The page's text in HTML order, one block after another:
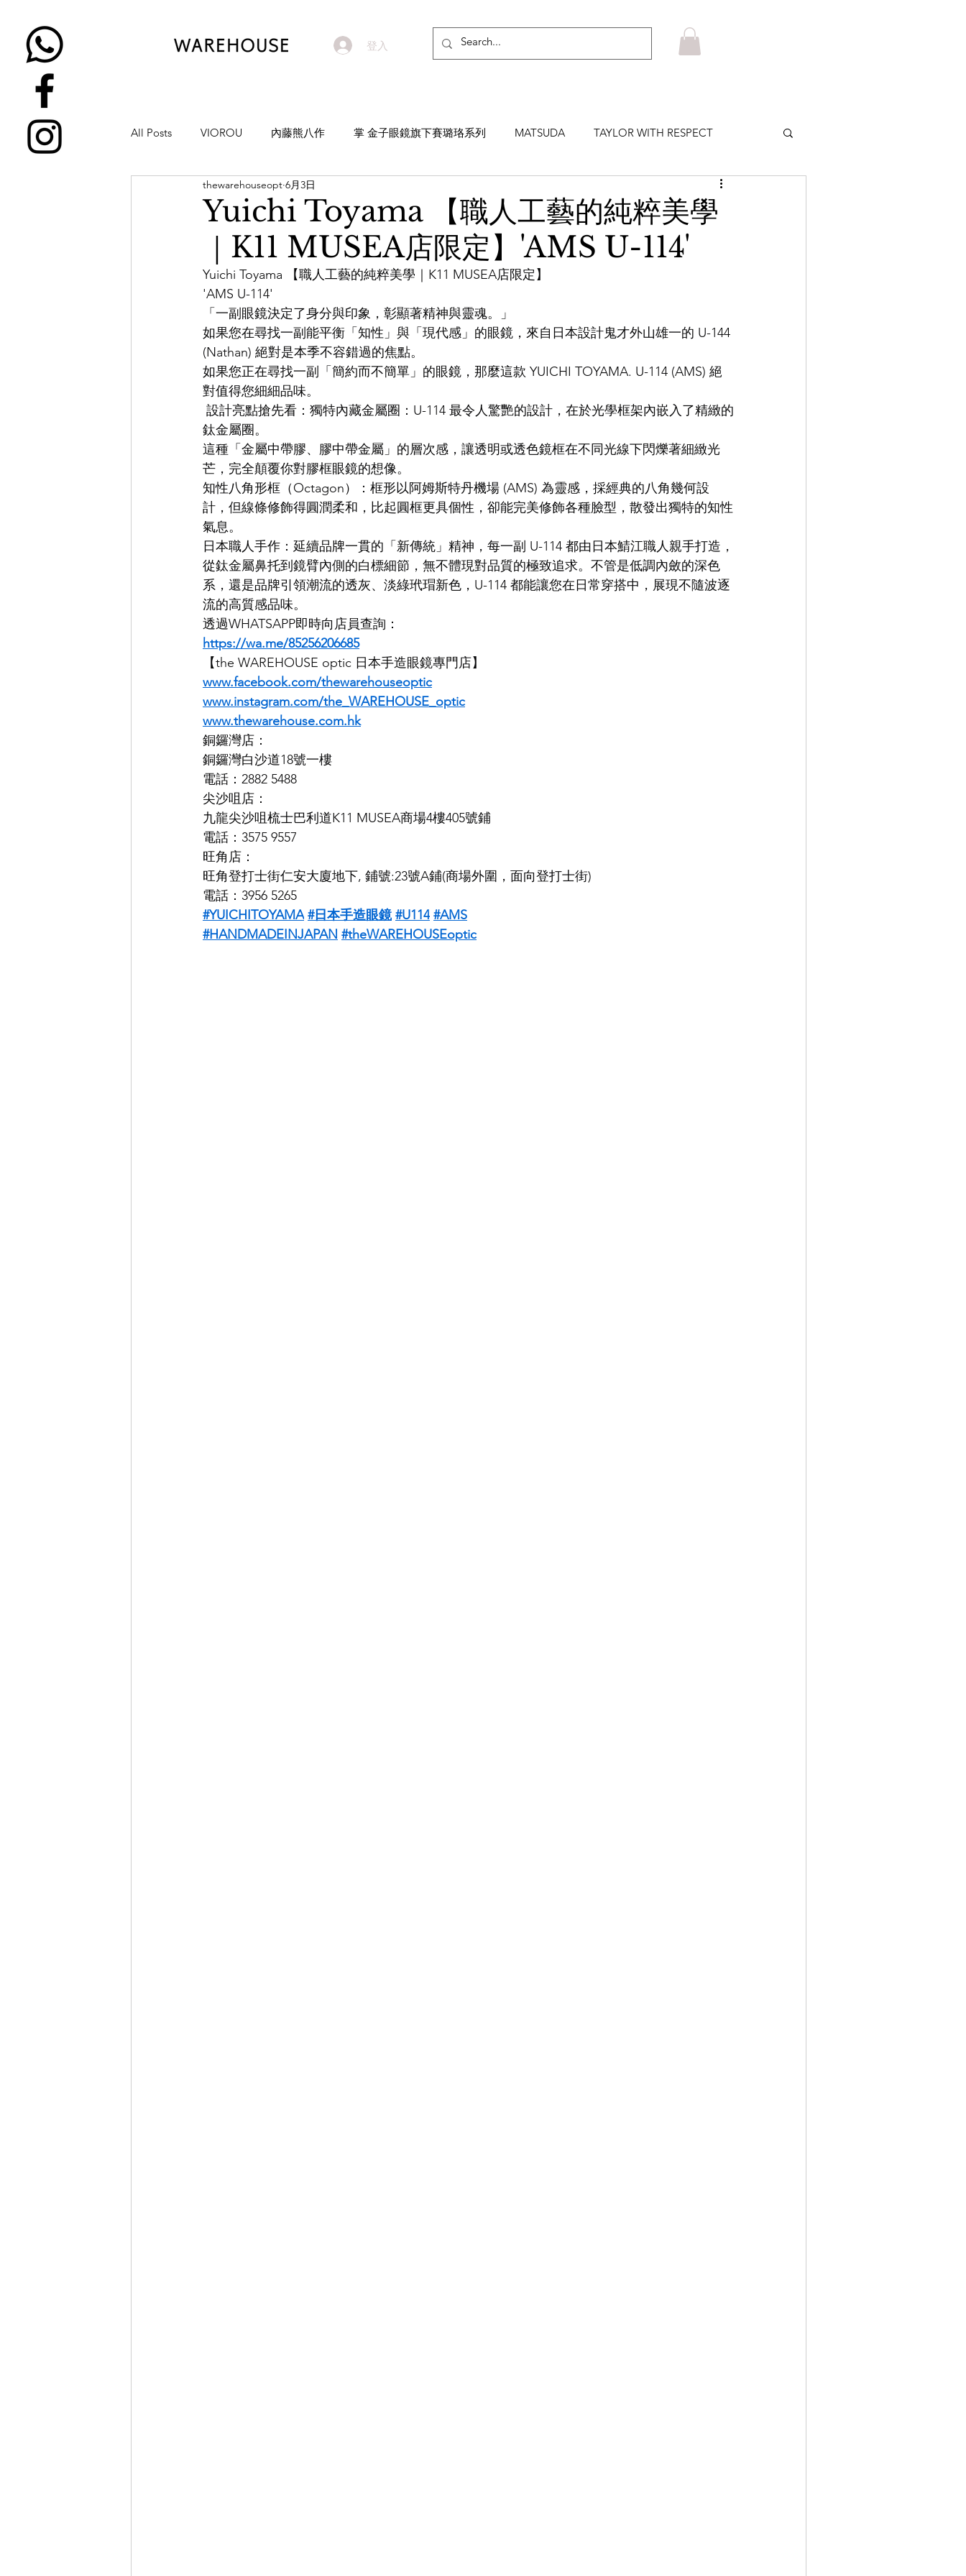
登入
All Posts VIOROU 內藤熊八作 掌 金子眼鏡旗下賽璐珞系列 MATSUDA TAYLOR WITH RESPECT
NATIVE SONS
YUICHI TOYAMA KAMEMANNEN MYKITA MOSCOT ZEISS MASAHIRO MARUYAMA
H-FUSION JULIUS TART OPTICAL AKIRA AND SONS
OG X OLIVER GOLDSMITH LUNOR 杉本圭 OLVER PEOPLES LEOWL IN EYE
EFFECTOR
Yuichi Toyama 【職人工藝的純粹美學
｜K11 MUSEA店限定】'AMS U-114'
thewarehouseopt 6月3日
Yuichi Toyama 【職人工藝的純粹美學｜K11 MUSEA店限定】
'AMS U-114'
「一副眼鏡決定了身分與印象，彰顯著精神與靈魂。」
如果您在尋找一副能平衡「知性」與「現代感」的眼鏡，來自日本設計鬼才外山雄一的 U-144
(Nathan) 絕對是本季不容錯過的焦點。
如果您正在尋找一副「簡約而不簡單」的眼鏡，那麼這款 YUICHI TOYAMA. U-114 (AMS) 絕
對值得您細細品味。
設計亮點搶先看：獨特內藏金屬圈：U-114 最令人驚艷的設計，在於光學框架內嵌入了精緻的
鈦金屬圈。
這種「金屬中帶膠、膠中帶金屬」的層次感，讓透明或透色鏡框在不同光線下閃爍著細緻光
芒，完全顛覆你對膠框眼鏡的想像。
知性八角形框（Octagon）：框形以阿姆斯特丹機場 (AMS) 為靈感，採經典的八角幾何設
計，但線條修飾得圓潤柔和，比起圓框更具個性，卻能完美修飾各種臉型，散發出獨特的知性
氣息。
日本職人手作：延續品牌一貫的「新傳統」精神，每一副 U-114 都由日本鯖江職人親手打造，
從鈦金屬鼻托到鏡臂內側的白標細節，無不體現對品質的極致追求。不管是低調內斂的深色
系，還是品牌引領潮流的透灰、淡綠玳瑁新色，U-114 都能讓您在日常穿搭中，展現不隨波逐
流的高質感品味。
透過WHATSAPP即時向店員查詢：
https://wa.me/85256206685
【the WAREHOUSE optic 日本手造眼鏡專門店】
www.facebook.com/thewarehouseoptic
www.instagram.com/the_WAREHOUSE_optic
www.thewarehouse.com.hk
銅鑼灣店：
銅鑼灣白沙道18號一樓
電話：2882 5488
尖沙咀店：
九龍尖沙咀梳士巴利道K11 MUSEA商場4樓405號鋪
電話：3575 9557
旺角店：
旺角登打士街仁安大廈地下, 鋪號:23號A鋪(商場外圍，面向登打士街)
電話：3956 5265
#YUICHITOYAMA #日本手造眼鏡 #U114 #AMS
#HANDMADEINJAPAN #theWAREHOUSEoptic